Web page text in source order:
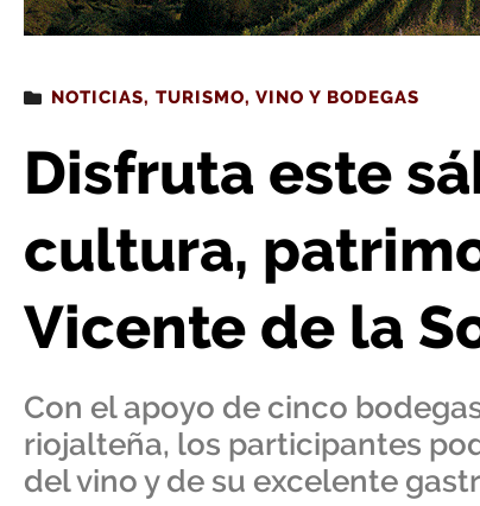
NOTICIAS, TURISMO, VINO Y BODEGAS
Disfruta este
cultura,
Vicente de la
Con el apoyo de cinco
riojalteña, los participantes
del vino y de su excelente